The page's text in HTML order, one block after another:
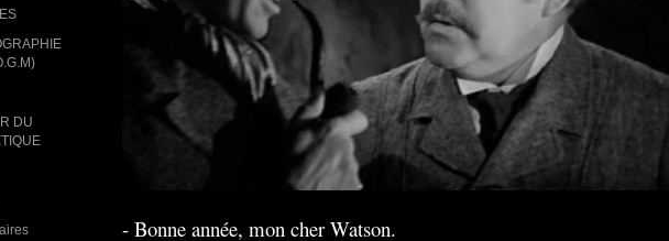
DU
- Bonne année, mon cher Watson.